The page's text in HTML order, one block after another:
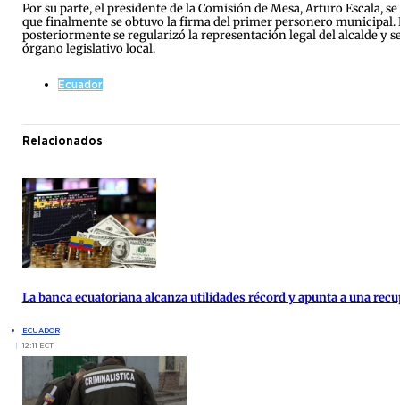
Por su parte, el presidente de la Comisión de Mesa, Arturo Escala,
que finalmente se obtuvo la firma del primer personero municipal.
posteriormente se regularizó la representación legal del alcalde y
órgano legislativo local.
Ecuador
Relacionados
La banca ecuatoriana alcanza utilidades récord y apunta a una
ECUADOR
12:11 ECT